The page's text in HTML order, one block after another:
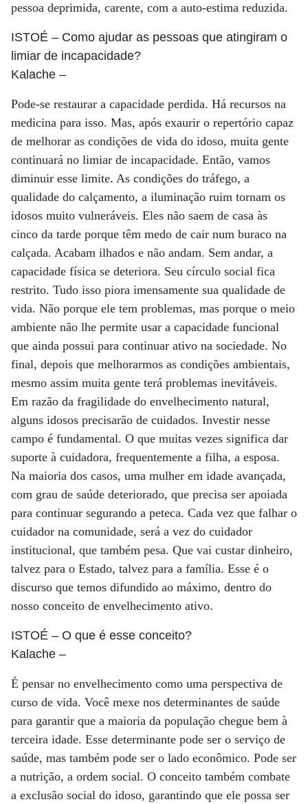
pessoa deprimida, carente, com a auto-estima reduzida.
ISTOÉ – Como ajudar as pessoas que atingiram o
limiar de incapacidade?
Kalache –
Pode-se restaurar a capacidade perdida. Há recursos na
medicina para isso. Mas, após exaurir o repertório capaz
de melhorar as condições de vida do idoso, muita gente
continuará no limiar de incapacidade. Então, vamos
diminuir esse limite. As condições do tráfego, a
qualidade do calçamento, a iluminação ruim tornam os
idosos muito vulneráveis. Eles não saem de casa às
cinco da tarde porque têm medo de cair num buraco na
calçada. Acabam ilhados e não andam. Sem andar, a
capacidade física se deteriora. Seu círculo social fica
restrito. Tudo isso piora imensamente sua qualidade de
vida. Não porque ele tem problemas, mas porque o meio
ambiente não lhe permite usar a capacidade funcional
que ainda possui para continuar ativo na sociedade. No
final, depois que melhorarmos as condições ambientais,
mesmo assim muita gente terá problemas inevitáveis.
Em razão da fragilidade do envelhecimento natural,
alguns idosos precisarão de cuidados. Investir nesse
campo é fundamental. O que muitas vezes significa dar
suporte à cuidadora, frequentemente a filha, a esposa.
Na maioria dos casos, uma mulher em idade avançada,
com grau de saúde deteriorado, que precisa ser apoiada
para continuar segurando a peteca. Cada vez que falhar o
cuidador na comunidade, será a vez do cuidador
institucional, que também pesa. Que vai custar dinheiro,
talvez para o Estado, talvez para a família. Esse é o
discurso que temos difundido ao máximo, dentro do
nosso conceito de envelhecimento ativo.
ISTOÉ – O que é esse conceito?
Kalache –
É pensar no envelhecimento como uma perspectiva de
curso de vida. Você mexe nos determinantes de saúde
para garantir que a maioria da população chegue bem à
terceira idade. Esse determinante pode ser o serviço de
saúde, mas também pode ser o lado econômico. Pode ser
a nutrição, a ordem social. O conceito também combate
a exclusão social do idoso, garantindo que ele possa ser